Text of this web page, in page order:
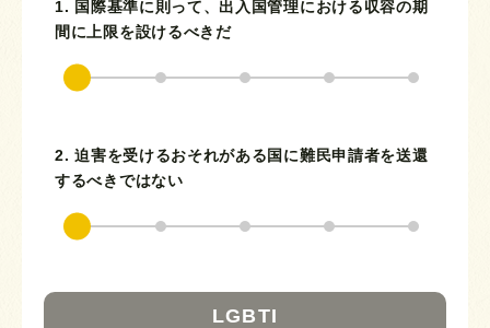
1. 国際基準に則って、出入国管理における収容の期
間に上限を設けるべきだ
2. 迫害を受けるおそれがある国に難民申請者を送還
するべきではない
LGBTI